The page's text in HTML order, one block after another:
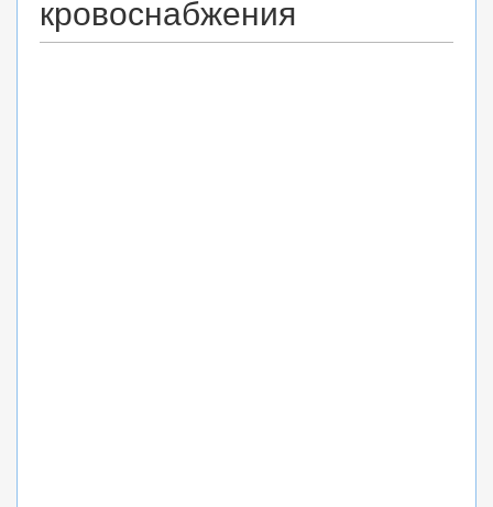
кровоснабжения